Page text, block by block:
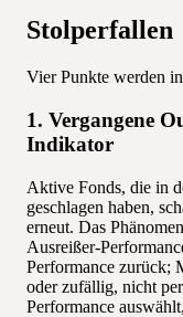
Stolperfallen
Vier Punkte werden
1. Vergangene
Indikator
Aktive Fonds, die in
geschlagen haben,
erneut. Das
Ausreißer-
Performance zurück;
oder zufällig, nicht
Performance